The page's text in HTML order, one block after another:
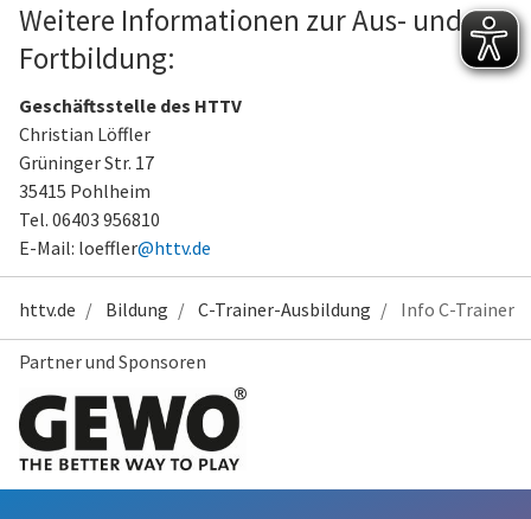
Weitere Informationen zur Aus- und
Fortbildung:
Geschäftsstelle des HTTV
Christian Löffler
Grüninger Str. 17
35415 Pohlheim
Tel. 06403 956810
E-Mail: loeffler@httv.de
httv.de Bildung C-Trainer-Ausbildung Info C-Trainer
Partner und Sponsoren